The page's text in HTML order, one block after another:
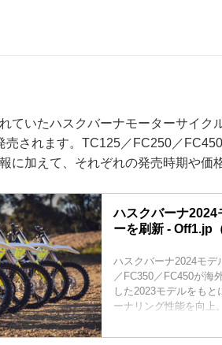
ていたハスクバーナモーターサイク
売されます。TC125／FC250／
に加えて、それぞれの発売時期や価
ハスクバーナ2024
ーを刷新 - Off1.jp
ハスクバーナ2024モデ
／FC350／FC450が海
した2023モデルをも
ーナリング性能を向上
することで、アクセ
ないよう配慮されてい